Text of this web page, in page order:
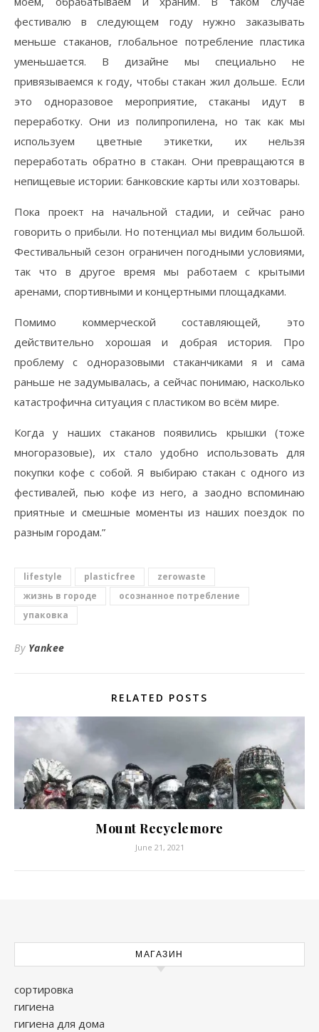
фестивалю в следующем году нужно заказывать
меньше стаканов, глобальное потребление пластика
уменьшается. В дизайне мы специально не
привязываемся к году, чтобы стакан жил дольше. Если
это одноразовое мероприятие, стаканы идут в
переработку. Они из полипропилена, но так как мы
используем цветные этикетки, их нельзя
переработать обратно в стакан. Они превращаются в
непищевые истории: банковские карты или хозтовары.
Пока проект на начальной стадии, и сейчас рано
говорить о прибыли. Но потенциал мы видим большой.
Фестивальный сезон ограничен погодными условиями,
так что в другое время мы работаем с крытыми
аренами, спортивными и концертными площадками.
Помимо коммерческой составляющей, это
действительно хорошая и добрая история. Про
проблему с одноразовыми стаканчиками я и сама
раньше не задумывалась, а сейчас понимаю, насколько
катастрофична ситуация с пластиком во всём мире.
Когда у наших стаканов появились крышки (тоже
многоразовые), их стало удобно использовать для
покупки кофе с собой. Я выбираю стакан с одного из
фестивалей, пью кофе из него, а заодно вспоминаю
приятные и смешные моменты из наших поездок по
разным городам.”
lifestyle plasticfree
zerowaste
жизнь в городе
осознанное потребление
упаковка
By Yankee
RELATED POSTS
Mount Recyclemore
June 21, 2021
МАГАЗИН
сортировка
гигиена
гигиена для дома